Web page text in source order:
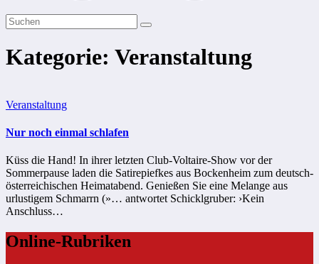
Kategorie: Veranstaltung
Veranstaltung
Nur noch einmal schlafen
Küss die Hand! In ihrer letzten Club-Voltaire-Show vor der
Sommerpause laden die Satirepiefkes aus Bockenheim zum deutsch-
österreichischen Heimatabend. Genießen Sie eine Melange aus
urlustigem Schmarrn (»… antwortet Schicklgruber: ›Kein
Anschluss…
Online-Rubriken